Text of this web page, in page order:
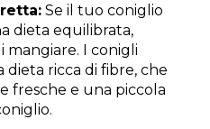
Se il tuo coniglio
dieta equilibrata,
I conigli
dieta ricca di fibre, che
fresche e una piccola